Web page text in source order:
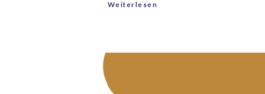
Weiterlesen